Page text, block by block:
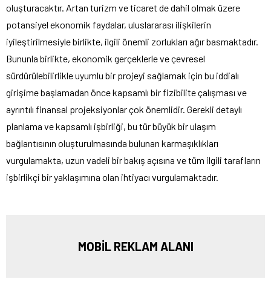
oluşturacaktır. Artan turizm ve ticaret de dahil olmak üzere
potansiyel ekonomik faydalar, uluslararası ilişkilerin
iyileştirilmesiyle birlikte, ilgili önemli zorlukları ağır basmaktadır.
Bununla birlikte, ekonomik gerçeklerle ve çevresel
sürdürülebilirlikle uyumlu bir projeyi sağlamak için bu iddialı
girişime başlamadan önce kapsamlı bir fizibilite çalışması ve
ayrıntılı finansal projeksiyonlar çok önemlidir. Gerekli detaylı
planlama ve kapsamlı işbirliği, bu tür büyük bir ulaşım
bağlantısının oluşturulmasında bulunan karmaşıklıkları
vurgulamakta, uzun vadeli bir bakış açısına ve tüm ilgili tarafların
işbirlikçi bir yaklaşımına olan ihtiyacı vurgulamaktadır.
MOBİL REKLAM ALANI